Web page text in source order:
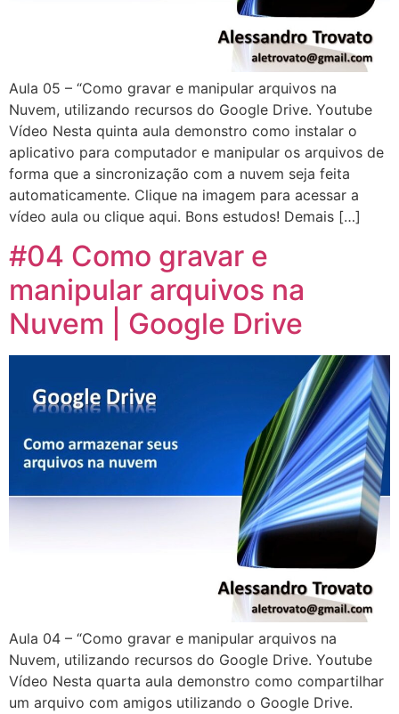
Aula 05 – “Como gravar e manipular arquivos na
Nuvem, utilizando recursos do Google Drive. Youtube
Vídeo Nesta quinta aula demonstro como instalar o
aplicativo para computador e manipular os arquivos de
forma que a sincronização com a nuvem seja feita
automaticamente. Clique na imagem para acessar a
vídeo aula ou clique aqui. Bons estudos! Demais […]
#04 Como gravar e
manipular arquivos na
Nuvem | Google Drive
Aula 04 – “Como gravar e manipular arquivos na
Nuvem, utilizando recursos do Google Drive. Youtube
Vídeo Nesta quarta aula demonstro como compartilhar
um arquivo com amigos utilizando o Google Drive.